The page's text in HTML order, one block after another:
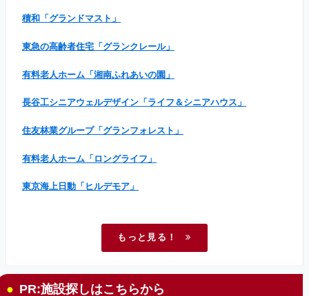
積和「グランドマスト」
東急の高齢者住宅「グランクレール」
有料老人ホーム「湘南ふれあいの園」
長谷工シニアウェルデザイン「ライフ＆シニアハウス」
住友林業グループ「グランフォレスト」
有料老人ホーム「ロングライフ」
東京海上日動「ヒルデモア」
もっと見る！
PR:施設探しはこちらから